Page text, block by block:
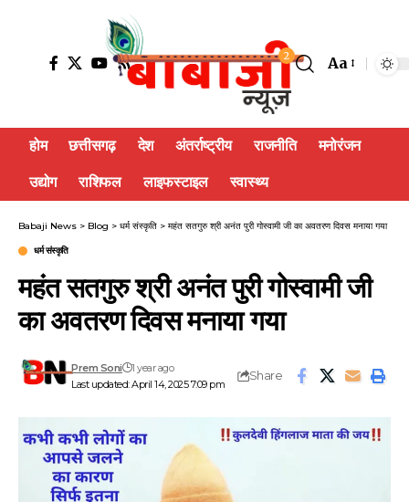
2 Aa
होम छत्तीसगढ़ देश अंतर्राष्ट्रीय राजनीति मनोरंजन
उद्योग राशिफल लाइफस्टाइल स्वास्थ्य
Babaji News > Blog > धर्म संस्कृति > महंत सतगुरु श्री अनंत पुरी गोस्वामी जी का अवतरण दिवस मनाया गया
धर्म संस्कृति
महंत सतगुरु श्री अनंत पुरी गोस्वामी जी
का अवतरण दिवस मनाया गया
Last updated: April 14, 2025 7:09 pm
Prem Soni 1 year ago
Share